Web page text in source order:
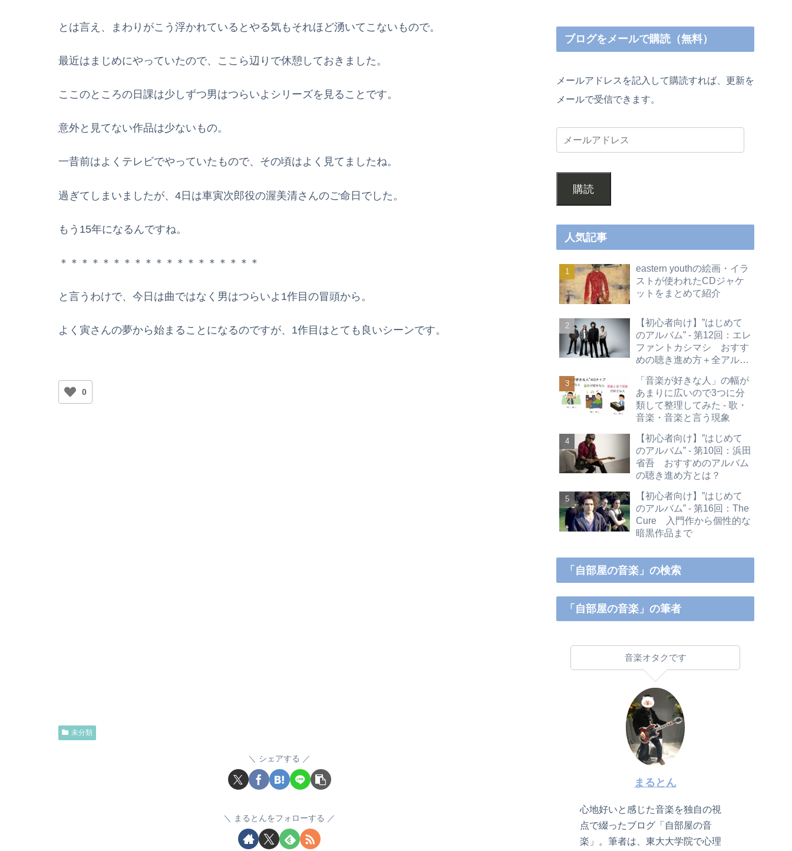
とは言え、まわりがこう浮かれているとやる気もそれほど湧いてこないもので。
最近はまじめにやっていたので、ここら辺りで休憩しておきました。
ここのところの日課は少しずつ男はつらいよシリーズを見ることです。
意外と見てない作品は少ないもの。
一昔前はよくテレビでやっていたもので、その頃はよく見てましたね。
過ぎてしまいましたが、4日は車寅次郎役の渥美清さんのご命日でした。
もう15年になるんですね。
＊＊＊＊＊＊＊＊＊＊＊＊＊＊＊＊＊＊＊
と言うわけで、今日は曲ではなく男はつらいよ1作目の冒頭から。
よく寅さんの夢から始まることになるのですが、1作目はとても良いシーンです。
0
未分類
シェアする
まるとんをフォローする
ブログをメールで購読（無料）
メールアドレスを記入して購読すれば、更新を
メールで受信できます。
購読
人気記事
eastern youthの絵画・イラ
ストが使われたCDジャケ
ットをまとめて紹介
【初心者向け】”はじめて
のアルバム” - 第12回：エレ
ファントカシマシ おすす
めの聴き進め方＋全アルバ
「音楽が好きな人」の幅が
あまりに広いので3つに分
類して整理してみた - 歌・
音楽・音楽と言う現象
【初心者向け】”はじめて
のアルバム” - 第10回：浜田
省吾 おすすめのアルバム
の聴き進め方とは？
【初心者向け】”はじめて
のアルバム” - 第16回：The
Cure 入門作から個性的な
暗黒作品まで
「自部屋の音楽」の検索
「自部屋の音楽」の筆者
音楽オタクです
まるとん
心地好いと感じた音楽を独自の視
点で綴ったブログ「自部屋の音
楽」。筆者は、東大大学院で心理